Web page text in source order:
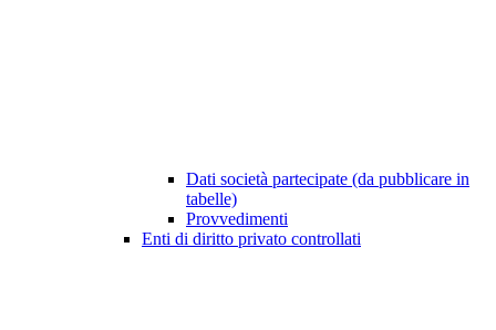
Dati società partecipate (da pubblicare in
tabelle)
Provvedimenti
Enti di diritto privato controllati